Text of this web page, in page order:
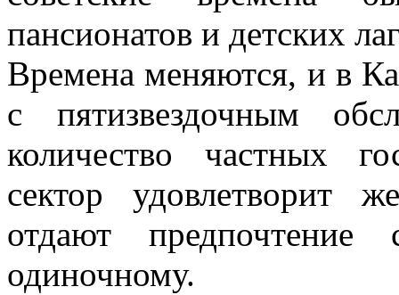
пансионатов и детских
Времена меняются, и в
с пятизвездочным
количество частных
сектор удовлетворит
отдают
одиночному.